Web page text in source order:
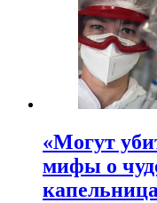
«Могут
мифы о